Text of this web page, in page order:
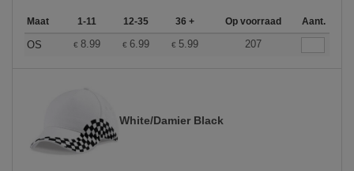
Maat 1-11 12-35 36 + Op voorraad Aant.
OS € 8.99 € 6.99 € 5.99 207
White/Damier Black